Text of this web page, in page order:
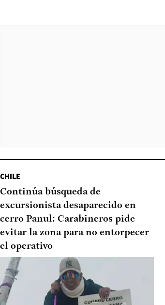
CHILE
Continúa búsqueda de
excursionista desaparecido en
cerro Panul: Carabineros pide
evitar la zona para no entorpecer
el operativo